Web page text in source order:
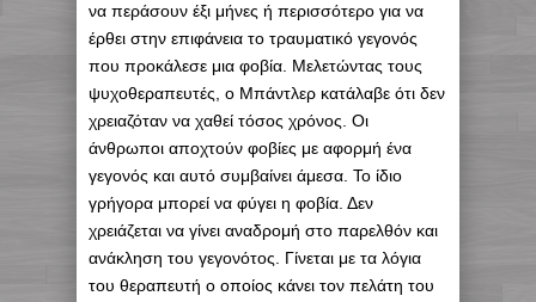
να περάσουν έξι μήνες ή περισσότερο για να
έρθει στην επιφάνεια το τραυματικό γεγονός
που προκάλεσε μια φοβία. Μελετώντας τους
ψυχοθεραπευτές, ο Μπάντλερ κατάλαβε ότι δεν
χρειαζόταν να χαθεί τόσος χρόνος. Οι
άνθρωποι αποχτούν φοβίες με αφορμή ένα
γεγονός και αυτό συμβαίνει άμεσα. Το ίδιο
γρήγορα μπορεί να φύγει η φοβία. Δεν
χρειάζεται να γίνει αναδρομή στο παρελθόν και
ανάκληση του γεγονότος. Γίνεται με τα λόγια
του θεραπευτή ο οποίος κάνει τον πελάτη του